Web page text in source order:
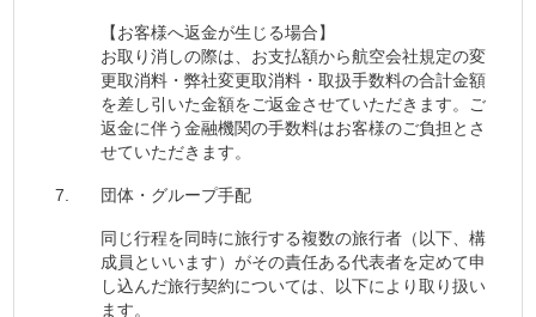
【お客様へ返金が生じる場合】
お取り消しの際は、お支払額から航空会社規定の変
更取消料・弊社変更取消料・取扱手数料の合計金額
を差し引いた金額をご返金させていただきます。ご
返金に伴う金融機関の手数料はお客様のご負担とさ
せていただきます。
7. 団体・グループ手配
同じ行程を同時に旅行する複数の旅行者（以下、構
成員といいます）がその責任ある代表者を定めて申
し込んだ旅行契約については、以下により取り扱い
ます。